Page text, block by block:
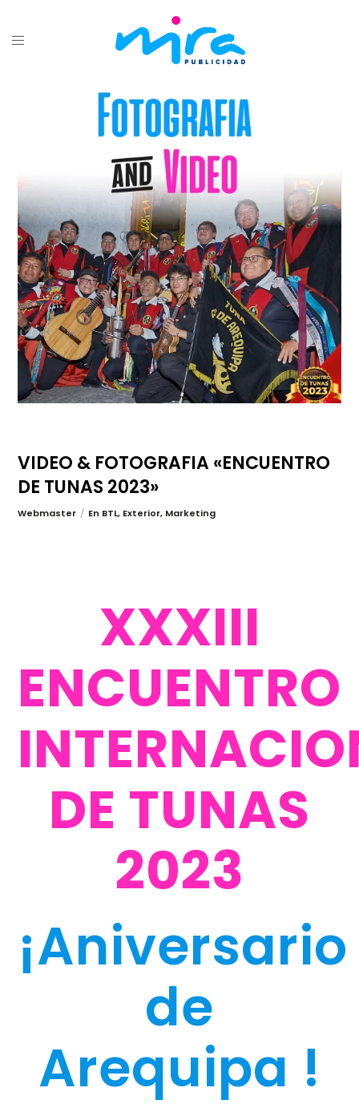
VIDEO & FOTOGRAFIA «ENCUENTRO
DE TUNAS 2023»
Webmaster En BTL, Exterior, Marketing
XXXIII
ENCUENTRO
DE TUNAS
2023
¡Aniversario
de
Arequipa !